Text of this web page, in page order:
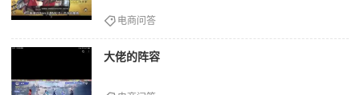
电商问答
大佬的阵容